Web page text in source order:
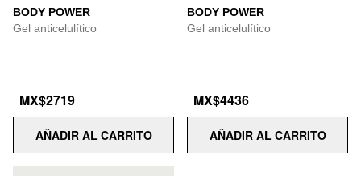
BODY POWER
Gel anticelulítico
MX$2719
AÑADIR AL CARRITO
BODY POWER
Gel anticelulítico
MX$4436
AÑADIR AL CARRITO